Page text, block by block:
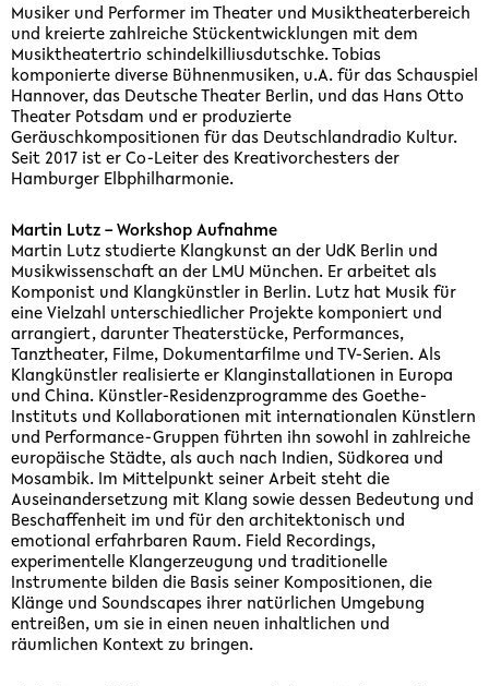
Musiker und Performer im Theater und Musiktheaterbereich
und kreierte zahlreiche Stückentwicklungen mit dem
Musiktheatertrio schindelkilliusdutschke. Tobias
komponierte diverse Bühnenmusiken, u.A. für das Schauspiel
Hannover, das Deutsche Theater Berlin, und das Hans Otto
Theater Potsdam und er produzierte
Geräuschkompositionen für das Deutschlandradio Kultur.
Seit 2017 ist er Co-Leiter des Kreativorchesters der
Hamburger Elbphilharmonie.
Martin Lutz – Workshop Aufnahme
Martin Lutz studierte Klangkunst an der UdK Berlin und
Musikwissenschaft an der LMU München. Er arbeitet als
Komponist und Klangkünstler in Berlin. Lutz hat Musik für
eine Vielzahl unterschiedlicher Projekte komponiert und
arrangiert, darunter Theaterstücke, Performances,
Tanztheater, Filme, Dokumentarfilme und TV-Serien. Als
Klangkünstler realisierte er Klanginstallationen in Europa
und China. Künstler-Residenzprogramme des Goethe-
Instituts und Kollaborationen mit internationalen Künstlern
und Performance-Gruppen führten ihn sowohl in zahlreiche
europäische Städte, als auch nach Indien, Südkorea und
Mosambik. Im Mittelpunkt seiner Arbeit steht die
Auseinandersetzung mit Klang sowie dessen Bedeutung und
Beschaffenheit im und für den architektonisch und
emotional erfahrbaren Raum. Field Recordings,
experimentelle Klangerzeugung und traditionelle
Instrumente bilden die Basis seiner Kompositionen, die
Klänge und Soundscapes ihrer natürlichen Umgebung
entreißen, um sie in einen neuen inhaltlichen und
räumlichen Kontext zu bringen.